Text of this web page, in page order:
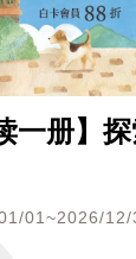
一册】
01~2026/12/